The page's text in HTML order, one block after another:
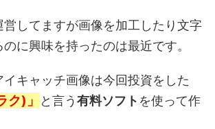
してますが画像を加工したり文字
に興味を持ったのは最近です。
キャッチ画像は今回投資をした
ク)」 と言う有料ソフト を使って作